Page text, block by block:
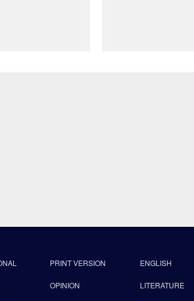
PRINT VERSION ENGLISH
OPINION LITERATURE